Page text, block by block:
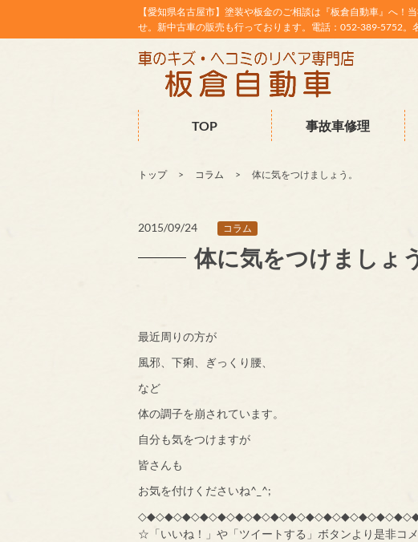
【愛知県名古屋市】塗装や板金のご相談は『板倉自動車』へ
せ。新中古車の販売も行っております。電話：052-389-5752。
TOP 事故車修理
トップ コラム 体に気をつけましょう。
2015/09/24 コラム
体に気をつけましょう
最近周りの方が
風邪、下痢、ぎっくり腰、
など
体の調子を崩されています。
自分も気をつけますが
皆さんも
お気を付けくださいね^_^;
☆「いいね！」や「ツイートする」ボタンより是非コ